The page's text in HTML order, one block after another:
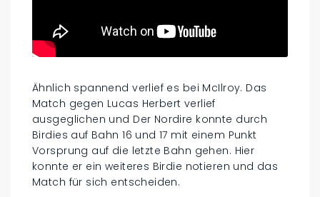
Ähnlich spannend verlief es bei McIlroy. Das
Match gegen Lucas Herbert verlief
ausgeglichen und Der Nordire konnte durch
Birdies auf Bahn 16 und 17 mit einem Punkt
Vorsprung auf die letzte Bahn gehen. Hier
konnte er ein weiteres Birdie notieren und das
Match für sich entscheiden.